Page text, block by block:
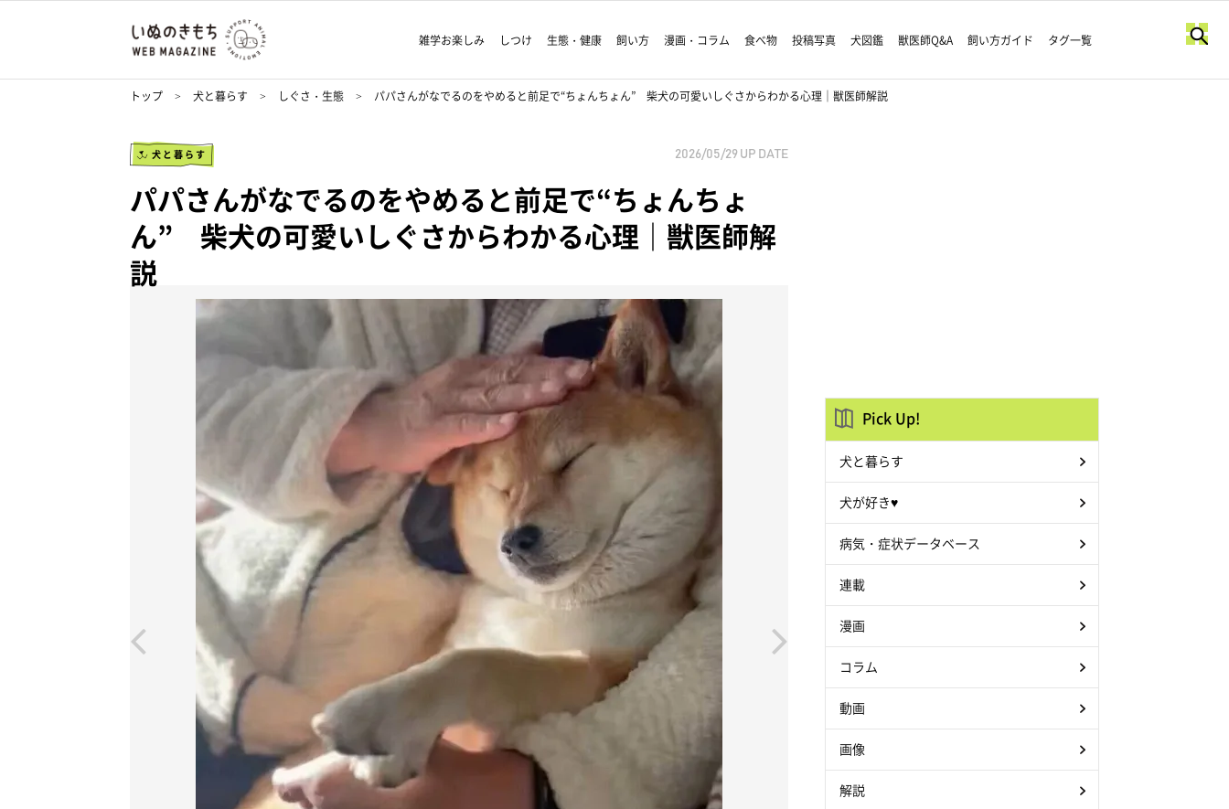
雑学お楽しみ しつけ 生態・健康 飼い方 漫画・コラム 食べ物 投稿写真 犬図鑑 獣医師Q&A 飼い方ガイド タグ一覧
トップ 犬と暮らす しぐさ・生態 パパさんがなでるのをやめると前足で“ちょんちょん” 柴犬の可愛いしぐさからわかる心理｜獣医師解説
犬と暮らす 2026/05/29 UP DATE
パパさんがなでるのをやめると前足で“ちょんちょ
ん” 柴犬の可愛いしぐさからわかる心理｜獣医師解
説
— 『あさむらさん🐕』 (@shibaasamurasan)January 24, 2026
Pick Up!
犬と暮らす
犬が好き♥
病気・症状データベース
連載
漫画
コラム
動画
画像
解説